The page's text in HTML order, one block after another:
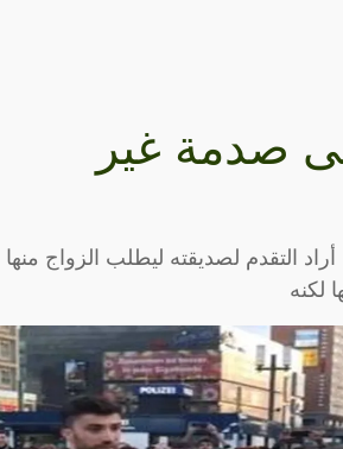
صدمة غير
التقدم لصديقته ليطلب الزواج منها
لكنه